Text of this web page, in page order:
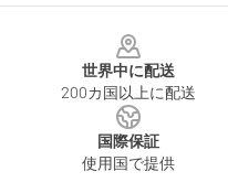
世界中に配送
200カ国以上に配送
国際保証
使用国で提供